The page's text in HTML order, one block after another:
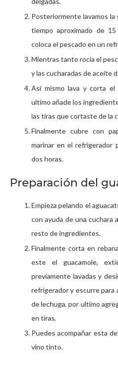
Posteriormente lavamos la
tiempo aproximado de
coloca el pescado en un
Mientras tanto rocía el
y las cucharadas de aceite
Así mismo lava y corta
ultimo añade los
las tiras que cortaste de la
Finalmente cubre con
marinar en el refrigerador
dos horas.
Preparación del
Empieza pelando el
con ayuda de una cuchara
resto de ingredientes.
Finalmente corta en
este el guacamole,
previamente lavadas y
refrigerador y escurre para
de lechuga, por ultimo
en tiras.
Puedes acompañar esta
vino tinto.